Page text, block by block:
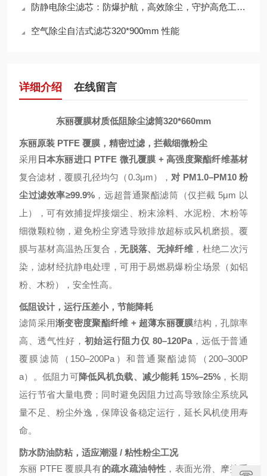
防静电除尘滤芯：防爆护航，高效除尘，守护高危工况安全
空气除尘自洁式滤芯320*900mm 性能
详细介绍 在线留言
东丽覆膜材质低阻除尘滤筒320*660mm
东丽原装 PTFE 覆膜，精密过滤，拦截细微粉尘
采用 日本东丽进口 PTFE 微孔覆膜 + 高强度聚酯纤维基材
复合滤材，覆膜孔径均匀（0.3μm）， 对 PM1.0–PM10 粉
尘过滤效率≥99.9%，远超普通聚酯滤筒（仅拦截 5μm 以
上），可有效捕捉焊接烟尘、粉末涂料、水泥粉、木粉等
细微颗粒物，避免粉尘穿透导致排放超标或风机磨损。覆
膜与基材高温热压复合，无脱落、无掉纤维 ，杜绝二次污
染，滤材经抗静电处理，可用于易燃易爆粉尘场景（如铝
粉、木粉），安全性高。
低阻设计，运行压差小，节能降耗
滤筒采用渐变密度聚酯纤维 + 超薄东丽覆膜结构，孔隙率
高、透气性好， 初始运行阻力仅 80–120Pa ，远低于普通
覆膜滤筒（150–200Pa）和普通聚酯滤筒（200–300P
a）。低阻力可降低风机负载、减少能耗 15%–25% ，长期
运行节省大量电费；同时避免因阻力过高导致除尘系统风
量不足、粉尘外逸，保障设备稳定运行，延长风机使用寿
命。
防水防油防粘，适应潮湿 / 粘性粉尘工况
东丽 PTFE 覆膜具有的疏水疏油特性 ，表面光滑、摩擦系